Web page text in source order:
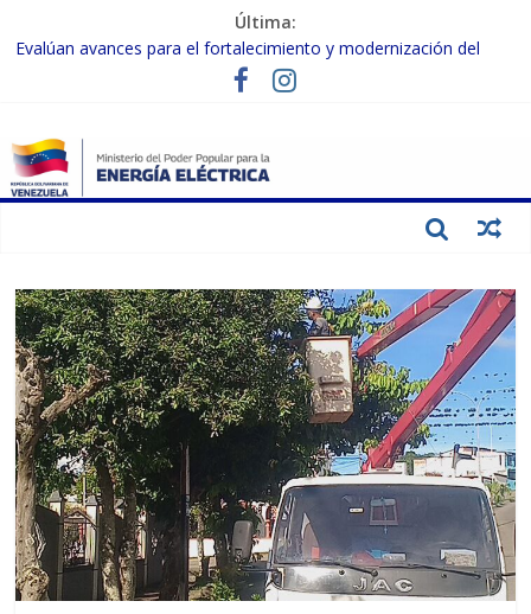
Última:
Evalúan avances para el fortalecimiento y modernización del
Inspeccionan trabajos de rehabilitación en instalaciones del SEN
Gobierno Nacional activa plan preventivo para fortalecer el SEN
ante el fenómeno de El Niño
Termocarabobo recupera el 50% de su capacidad de generación